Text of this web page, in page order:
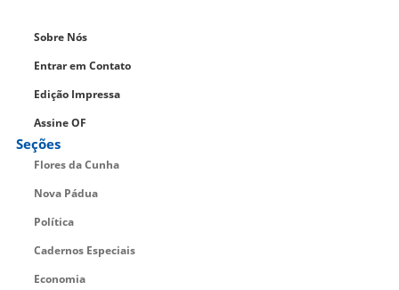
Sobre Nós
Entrar em Contato
Edição Impressa
Assine OF
Seções
Flores da Cunha
Nova Pádua
Política
Cadernos Especiais
Economia